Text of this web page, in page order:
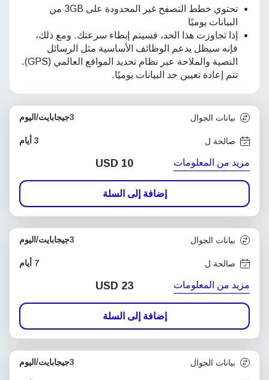
تحتوي خطط التصفح غير المحدودة على 3GB من
البيانات يوميًا
إذا تجاوزت هذا الحد، فسيتم إبطاء سرعتك. ومع ذلك،
فإنه سيظل يدعم الوظائف الأساسية مثل الرسائل
النصية والملاحة عبر نظام تحديد المواقع العالمي (GPS).
تتم إعادة تعيين حد البيانات يوميًا.
بيانات الجوال 3جيجابايت/اليوم
صالحة ل 3 أيام
مزيد من المعلومات USD 10
إضافة إلى السلة
بيانات الجوال 3جيجابايت/اليوم
صالحة ل 7 أيام
مزيد من المعلومات USD 23
إضافة إلى السلة
بيانات الجوال 3جيجابايت/اليوم